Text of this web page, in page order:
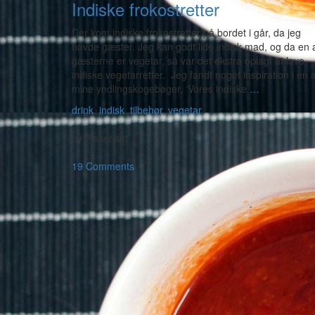
Indiske frokostretter
Der kom indiske frokostretter på bordet i går, da jeg
havde gæster. Jeg kan godt lide indisk mad, og da en
gæsterne er vegetar, så var det ekstra oplagt at lave
indiske vegetarretter. Jeg fandt noget inspiration i en
mine yndlingskogebøger, ‘Vores indiske …
drink,indisk,tilbehør,vegetar
-
by Piskeriset
-
19 Comments